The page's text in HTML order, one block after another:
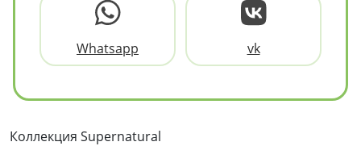
Whatsapp vk
Коллекция Supernatural